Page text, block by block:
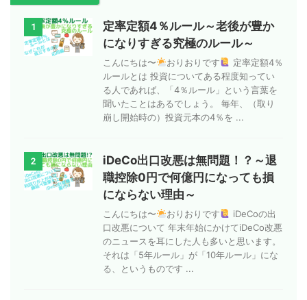
1
定率定額4％ルール～老後が豊か
になりすぎる究極のルール～
こんにちは〜 おりおりです
定率定額4％
ルールとは 投資についてある程度知ってい
る人であれば、「4％ルール」という言葉を
聞いたことはあるでしょう。 毎年、（取り
崩し開始時の）投資元本の4％を ...
2
iDeCo出口改悪は無問題！？～退
職控除0円で何億円になっても損
にならない理由～
こんにちは〜 おりおりです
iDeCoの出
口改悪について 年末年始にかけてiDeCo改悪
のニュースを耳にした人も多いと思います。
それは「5年ルール」が「10年ルール」にな
る、というものです ...